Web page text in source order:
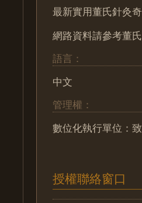
最新實用董氏針灸
網路資料請參考董
語言：
中文
管理權：
數位化執行單位：
授權聯絡窗口